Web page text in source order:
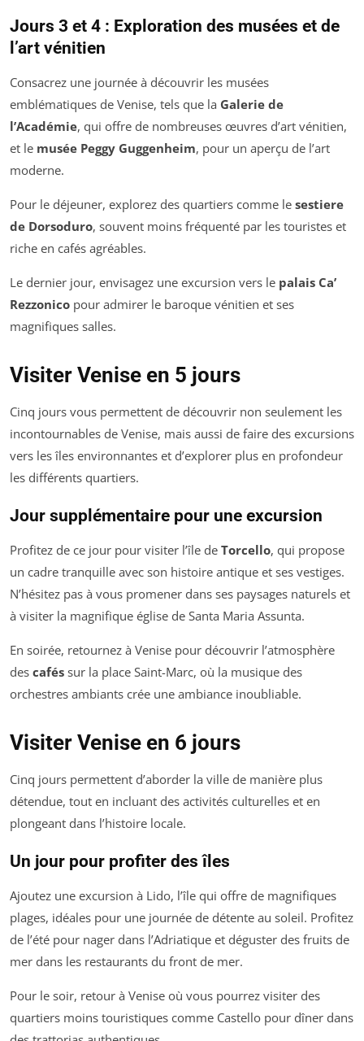
Jours 3 et 4 : Exploration des musées et de
l’art vénitien
Consacrez une journée à découvrir les musées
emblématiques de Venise, tels que la Galerie de
l’Académie, qui offre de nombreuses œuvres d’art vénitien,
et le musée Peggy Guggenheim, pour un aperçu de l’art
moderne.
Pour le déjeuner, explorez des quartiers comme le sestiere
de Dorsoduro, souvent moins fréquenté par les touristes et
riche en cafés agréables.
Le dernier jour, envisagez une excursion vers le palais Ca’
Rezzonico pour admirer le baroque vénitien et ses
magnifiques salles.
Visiter Venise en 5 jours
Cinq jours vous permettent de découvrir non seulement les
incontournables de Venise, mais aussi de faire des excursions
vers les îles environnantes et d’explorer plus en profondeur
les différents quartiers.
Jour supplémentaire pour une excursion
Profitez de ce jour pour visiter l’île de Torcello, qui propose
un cadre tranquille avec son histoire antique et ses vestiges.
N’hésitez pas à vous promener dans ses paysages naturels et
à visiter la magnifique église de Santa Maria Assunta.
En soirée, retournez à Venise pour découvrir l’atmosphère
des cafés sur la place Saint-Marc, où la musique des
orchestres ambiants crée une ambiance inoubliable.
Visiter Venise en 6 jours
Cinq jours permettent d’aborder la ville de manière plus
détendue, tout en incluant des activités culturelles et en
plongeant dans l’histoire locale.
Un jour pour profiter des îles
Ajoutez une excursion à Lido, l’île qui offre de magnifiques
plages, idéales pour une journée de détente au soleil. Profitez
de l’été pour nager dans l’Adriatique et déguster des fruits de
mer dans les restaurants du front de mer.
Pour le soir, retour à Venise où vous pourrez visiter des
quartiers moins touristiques comme Castello pour dîner dans